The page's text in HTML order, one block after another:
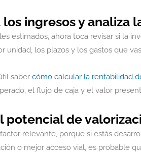
los ingresos y analiza
estimados, ahora toca revisar si la
unidad, los plazos y los gastos que
saber cómo calcular la rentabilidad
el flujo de caja y el valor
potencial de
relevante, porque si estás
o mejor acceso vial, es probable